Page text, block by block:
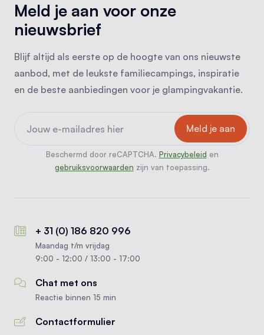
Meld je aan voor onze
nieuwsbrief
Blijf altijd als eerste op de hoogte van ons nieuwste
aanbod, met de leukste familiecampings, inspiratie
en de beste aanbiedingen voor je glampingvakantie.
Beschermd door reCAPTCHA. Privacybeleid en
gebruiksvoorwaarden zijn van toepassing.
+ 31 (0) 186 820 996
Maandag t/m vrijdag
9:00 - 12:00 / 13:00 - 17:00
Chat met ons
Reactie binnen 15 min
Contactformulier